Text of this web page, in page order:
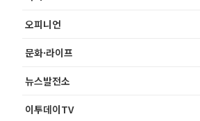
오피니언
문화·라이프
뉴스발전소
이투데이TV